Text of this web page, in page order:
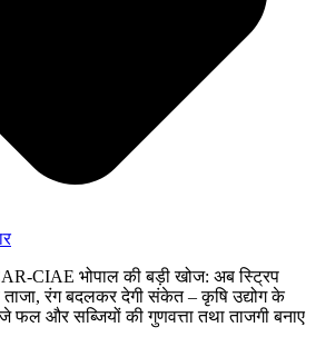
CIAE भोपाल की बड़ी खोज: अब स्ट्रिप
ताजा, रंग बदलकर देगी संकेत – कृषि उद्योग के
फल और सब्जियों की गुणवत्ता तथा ताजगी बनाए